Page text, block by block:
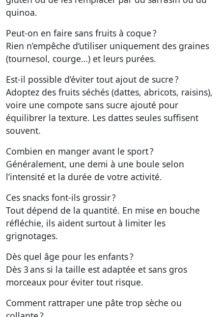
quinoa.
Peut-on en faire sans fruits à coque ?
Rien n’empêche d’utiliser uniquement des graines
(tournesol, courge…) et leurs purées.
Est-il possible d’éviter tout ajout de sucre ?
Adoptez des fruits séchés (dattes, abricots, raisins),
voire une compote sans sucre ajouté pour
équilibrer la texture. Les dattes seules suffisent
souvent.
Combien en manger avant le sport ?
Généralement, une demi à une boule selon
l’intensité et la durée de votre activité.
Ces snacks font-ils grossir ?
Tout dépend de la quantité. En mise en bouche
réfléchie, ils aident surtout à limiter les
grignotages.
Dès quel âge pour les enfants ?
Dès 3 ans si la taille est adaptée et sans gros
morceaux pour éviter tout risque.
Comment rattraper une pâte trop sèche ou